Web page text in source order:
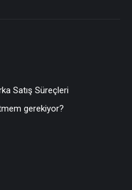
Satış Süreçleri
gerekiyor?